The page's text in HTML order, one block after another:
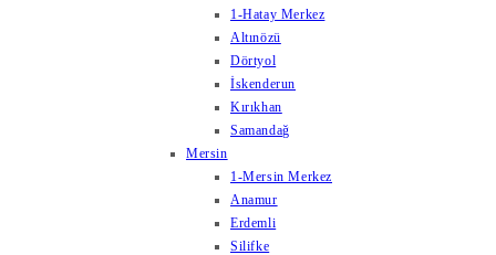
1-Hatay Merkez
Altınözü
Dörtyol
İskenderun
Kırıkhan
Samandağ
Mersin
1-Mersin Merkez
Anamur
Erdemli
Silifke